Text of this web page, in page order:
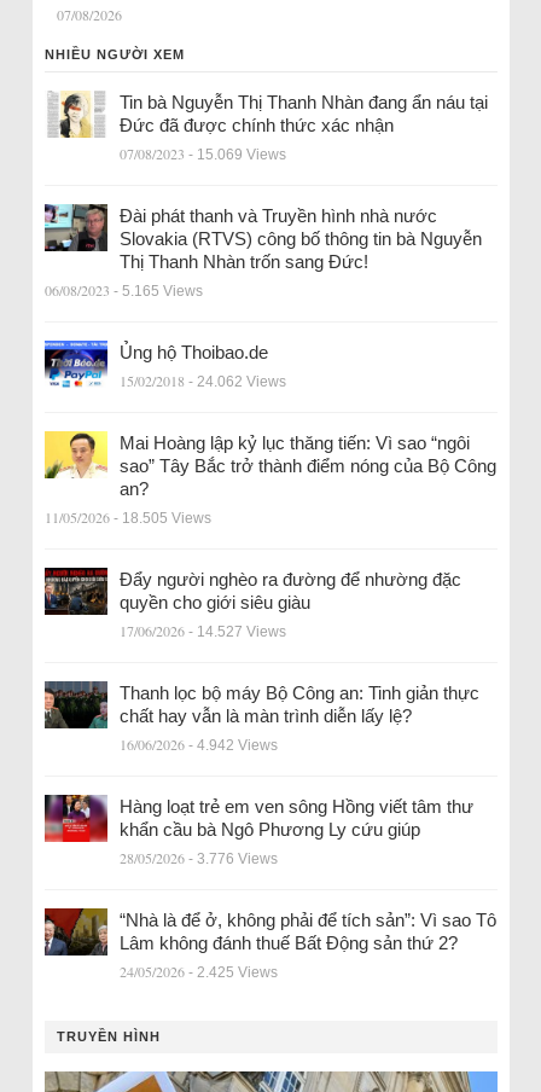
07/08/2026
NHIỀU NGƯỜI XEM
Tin bà Nguyễn Thị Thanh Nhàn đang ẩn náu tại
Đức đã được chính thức xác nhận
07/08/2023 - 15.069 Views
Đài phát thanh và Truyền hình nhà nước
Slovakia (RTVS) công bố thông tin bà Nguyễn
Thị Thanh Nhàn trốn sang Đức!
06/08/2023 - 5.165 Views
Ủng hộ Thoibao.de
15/02/2018 - 24.062 Views
Mai Hoàng lập kỷ lục thăng tiến: Vì sao “ngôi
sao” Tây Bắc trở thành điểm nóng của Bộ Công
an?
11/05/2026 - 18.505 Views
Đẩy người nghèo ra đường để nhường đặc
quyền cho giới siêu giàu
17/06/2026 - 14.527 Views
Thanh lọc bộ máy Bộ Công an: Tinh giản thực
chất hay vẫn là màn trình diễn lấy lệ?
16/06/2026 - 4.942 Views
Hàng loạt trẻ em ven sông Hồng viết tâm thư
khẩn cầu bà Ngô Phương Ly cứu giúp
28/05/2026 - 3.776 Views
“Nhà là để ở, không phải để tích sản”: Vì sao Tô
Lâm không đánh thuế Bất Động sản thứ 2?
24/05/2026 - 2.425 Views
TRUYỀN HÌNH